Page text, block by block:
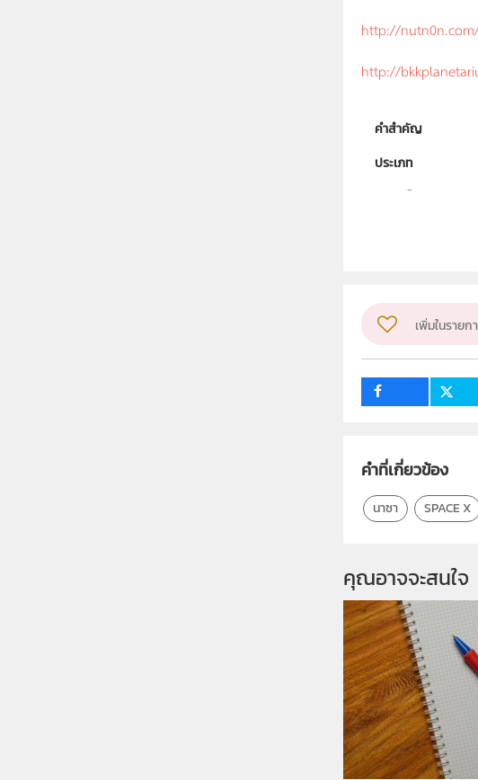
http://
http://
คำสำคัญ
ประเภท
กลุ่มเป้าหมาย
เพิ่มในรายก
คำที่เกี่ยวข้อง
นาซา SPACE X
คุณอาจจะสนใจ